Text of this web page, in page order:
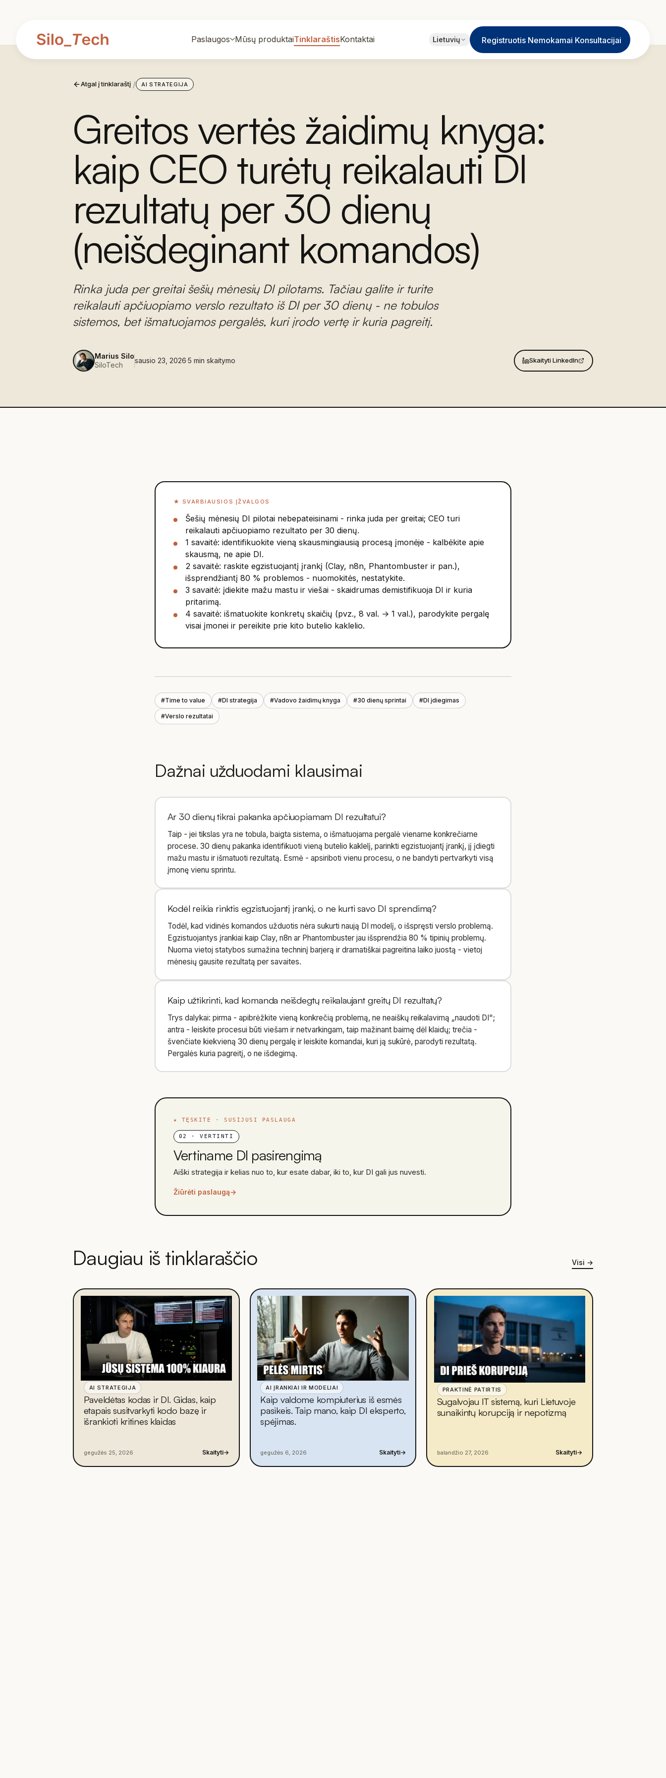
Paslaugos Mūsų produktaiTinklaraštisKontaktai Lietuvių
English
Registruotis Nemokamai Konsultacijai
Atgal į tinklaraštį / AI STRATEGIJA
Greitos vertės žaidimų knyga:
kaip CEO turėtų reikalauti DI
rezultatų per 30 dienų
(neišdeginant komandos)
Rinka juda per greitai šešių mėnesių DI pilotams. Tačiau galite ir turite
reikalauti apčiuopiamo verslo rezultato iš DI per 30 dienų - ne tobulos
sistemos, bet išmatuojamos pergalės, kuri įrodo vertę ir kuria pagreitį.
Marius Silo
SiloTech
sausio 23, 2026·5 min skaitymo Skaityti LinkedIn
★ SVARBIAUSIOS ĮŽVALGOS
Šešių mėnesių DI pilotai nebepateisinami - rinka juda per greitai; CEO turi
reikalauti apčiuopiamo rezultato per 30 dienų.
1 savaitė: identifikuokite vieną skausmingiausią procesą įmonėje - kalbėkite apie
skausmą, ne apie DI.
2 savaitė: raskite egzistuojantį įrankį (Clay, n8n, Phantombuster ir pan.),
išsprendžiantį 80 % problemos - nuomokitės, nestatykite.
3 savaitė: įdiekite mažu mastu ir viešai - skaidrumas demistifikuoja DI ir kuria
pritarimą.
4 savaitė: išmatuokite konkretų skaičių (pvz., 8 val. → 1 val.), parodykite pergalę
visai įmonei ir pereikite prie kito butelio kaklelio.
#Time to value #DI strategija #Vadovo žaidimų knyga #30 dienų sprintai #DI įdiegimas
#Verslo rezultatai
Dažnai užduodami klausimai
Ar 30 dienų tikrai pakanka apčiuopiamam DI rezultatui?
Taip - jei tikslas yra ne tobula, baigta sistema, o išmatuojama pergalė viename konkrečiame
procese. 30 dienų pakanka identifikuoti vieną butelio kaklelį, parinkti egzistuojantį įrankį, jį įdiegti
mažu mastu ir išmatuoti rezultatą. Esmė - apsiriboti vienu procesu, o ne bandyti pertvarkyti visą
įmonę vienu sprintu.
Kodėl reikia rinktis egzistuojantį įrankį, o ne kurti savo DI sprendimą?
Todėl, kad vidinės komandos užduotis nėra sukurti naują DI modelį, o išspręsti verslo problemą.
Egzistuojantys įrankiai kaip Clay, n8n ar Phantombuster jau išsprendžia 80 % tipinių problemų.
Nuoma vietoj statybos sumažina techninį barjerą ir dramatiškai pagreitina laiko juostą - vietoj
mėnesių gausite rezultatą per savaites.
Kaip užtikrinti, kad komanda neišdegtų reikalaujant greitų DI rezultatų?
Trys dalykai: pirma - apibrėžkite vieną konkrečią problemą, ne neaiškų reikalavimą „naudoti DI";
antra - leiskite procesui būti viešam ir netvarkingam, taip mažinant baimę dėl klaidų; trečia -
švenčiate kiekvieną 30 dienų pergalę ir leiskite komandai, kuri ją sukūrė, parodyti rezultatą.
Pergalės kuria pagreitį, o ne išdegimą.
★ TĘSKITE · SUSIJUSI PASLAUGA
02 ·VERTINTI
Vertiname DI pasirengimą
Aiški strategija ir kelias nuo to, kur esate dabar, iki to, kur DI gali jus nuvesti.
Žiūrėti paslaugą→
Daugiau iš tinklaraščio Visi →
AI STRATEGIJA
Paveldėtas kodas ir DI. Gidas, kaip
etapais susitvarkyti kodo bazę ir
išrankioti kritines klaidas
gegužės 25, 2026 Skaityti→
AI ĮRANKIAI IR MODELIAI
Kaip valdome kompiuterius iš esmės
pasikeis. Taip mano, kaip DI eksperto,
spėjimas.
gegužės 6, 2026 Skaityti→
PRAKTINĖ PATIRTIS
Sugalvojau IT sistemą, kuri Lietuvoje
sunaikintų korupciją ir nepotizmą
balandžio 27, 2026 Skaityti→